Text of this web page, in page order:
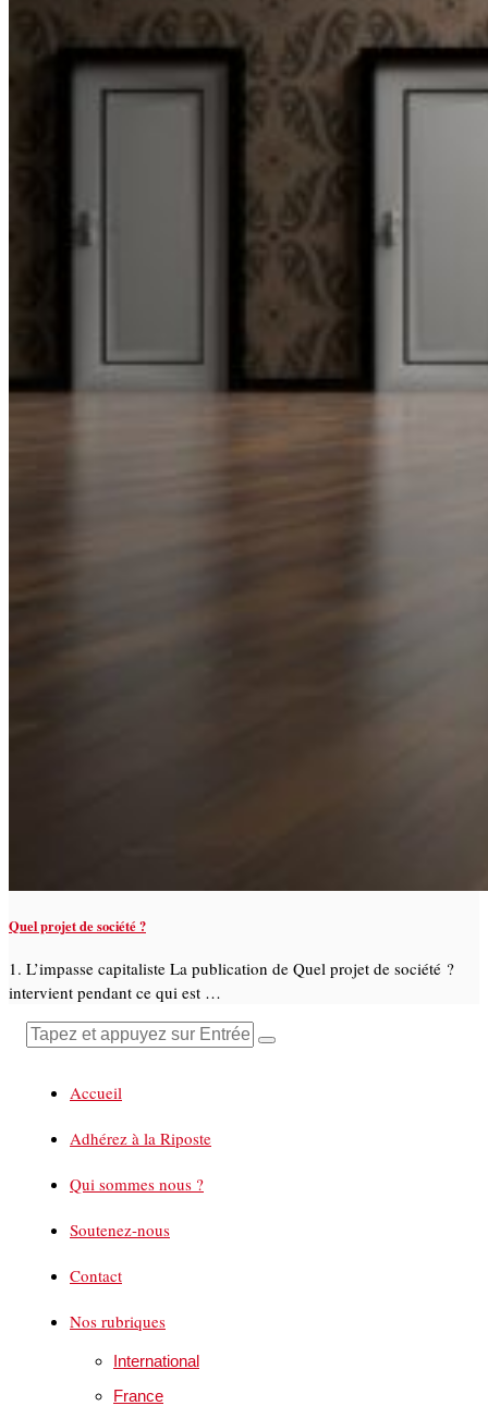
Quel projet de société ?
1. L’impasse capitaliste La publication de Quel projet de société ?
intervient pendant ce qui est …
Accueil
Adhérez à la Riposte
Qui sommes nous ?
Soutenez-nous
Contact
Nos rubriques
International
France